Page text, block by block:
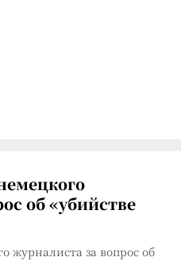
об «убийстве
журналиста за вопрос об